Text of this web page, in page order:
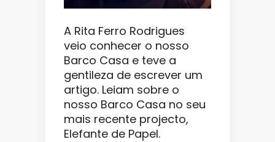
A Rita Ferro Rodrigues
veio conhecer o nosso
Barco Casa e teve a
gentileza de escrever um
artigo. Leiam sobre o
nosso Barco Casa no seu
mais recente projecto,
Elefante de Papel.